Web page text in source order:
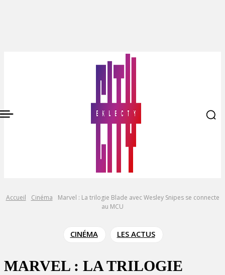
Accueil Cinéma
Marvel : La trilogie Blade avec Wesley Snipes se connecte
au MCU
CINÉMA LES ACTUS
MARVEL : LA TRILOGIE